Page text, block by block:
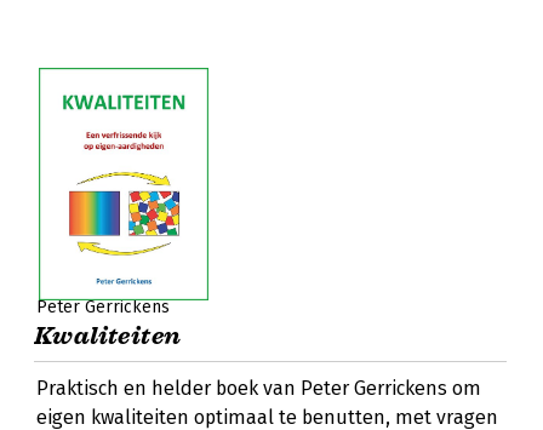
Peter Gerrickens
Kwaliteiten
Praktisch en helder boek van Peter Gerrickens om
eigen kwaliteiten optimaal te benutten, met vragen